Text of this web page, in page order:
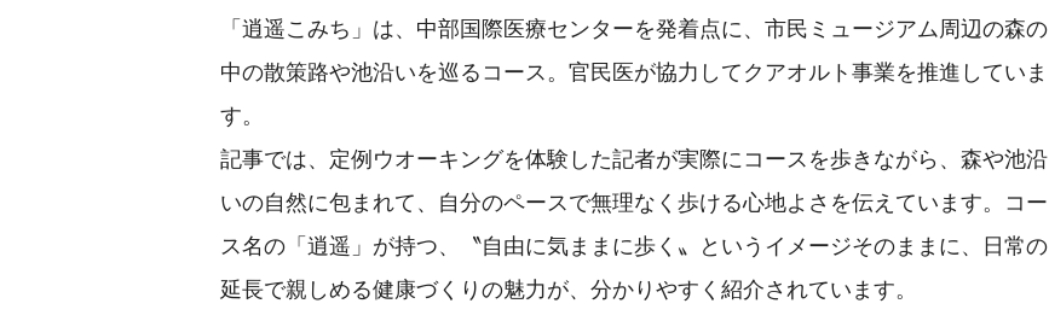
「逍遥こみち」は、中部国際医療センターを発着点に、市民ミュージアム周辺の森の
中の散策路や池沿いを巡るコース。官民医が協力してクアオルト事業を推進していま
す。
記事では、定例ウオーキングを体験した記者が実際にコースを歩きながら、森や池沿
いの自然に包まれて、自分のペースで無理なく歩ける心地よさを伝えています。コー
ス名の「逍遥」が持つ、〝自由に気ままに歩く〟というイメージそのままに、日常の
延長で親しめる健康づくりの魅力が、分かりやすく紹介されています。